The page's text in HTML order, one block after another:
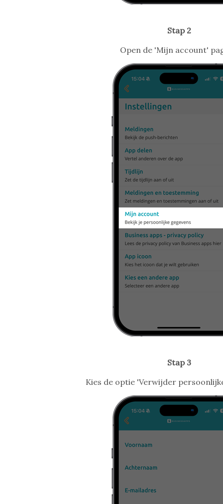
Stap 2
Open de 'Mijn account'
Stap 3
Kies de optie 'Verwijder